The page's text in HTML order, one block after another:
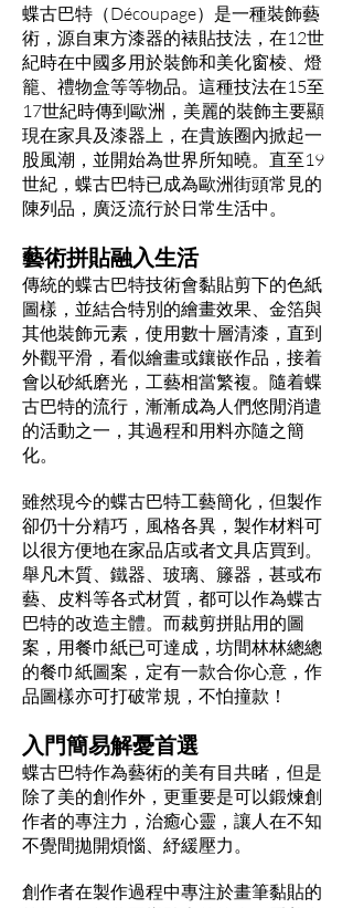
蝶古巴特（Découpage）是一種裝飾藝
術，源自東方漆器的裱貼技法，在12世
紀時在中國多用於裝飾和美化窗棱、燈
籠、禮物盒等等物品。這種技法在15至
17世紀時傳到歐洲，美麗的裝飾主要顯
現在家具及漆器上，在貴族圈內掀起一
股風潮，並開始為世界所知曉。直至19
世紀，蝶古巴特已成為歐洲街頭常見的
陳列品，廣泛流行於日常生活中。
藝術拼貼融入生活
傳統的蝶古巴特技術會黏貼剪下的色紙
圖樣，並結合特別的繪畫效果、金箔與
其他裝飾元素，使用數十層清漆，直到
外觀平滑，看似繪畫或鑲嵌作品，接着
會以砂紙磨光，工藝相當繁複。隨着蝶
古巴特的流行，漸漸成為人們悠閒消遣
的活動之一，其過程和用料亦隨之簡
化。
雖然現今的蝶古巴特工藝簡化，但製作
卻仍十分精巧，風格各異，製作材料可
以很方便地在家品店或者文具店買到。
舉凡木質、鐵器、玻璃、籐器，甚或布
藝、皮料等各式材質，都可以作為蝶古
巴特的改造主體。而裁剪拼貼用的圖
案，用餐巾紙已可達成，坊間林林總總
的餐巾紙圖案，定有一款合你心意，作
品圖樣亦可打破常規，不怕撞款！
入門簡易解憂首選
蝶古巴特作為藝術的美有目共睹，但是
除了美的創作外，更重要是可以鍛煉創
作者的專注力，治癒心靈，讓人在不知
不覺間拋開煩惱、紓緩壓力。
創作者在製作過程中專注於畫筆黏貼的